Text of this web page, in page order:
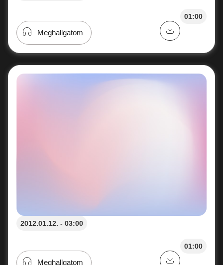
01:00
Meghallgatom
2012.01.12. - 03:00
01:00
Meghallgatom